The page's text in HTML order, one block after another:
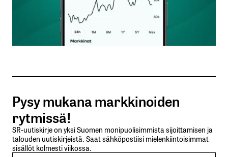
Nimesi tai nimimerkkisi
Sähköpostiosoitteesi
Tilaa SalkunRakentajan uutiskirje
Lähetä kommentti
Pysy mukana markkinoiden
rytmissä!
SR-uutiskirje on yksi Suomen monipuolisimmista sijoittamisen ja
talouden uutiskirjeistä. Saat sähköpostiisi mielenkiintoisimmat
sisällöt kolmesti viikossa.